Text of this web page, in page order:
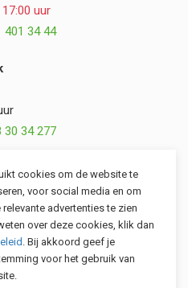
uur
401 34 44
30 34 277
401 34 44
cookies om de website te
voor social media en om
advertenties te zien
over deze cookies, klik dan
. Bij akkoord geef je
voor het gebruik van